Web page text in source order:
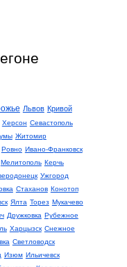
Львов Кривой
Херсон Севастополь
Житомир
Ровно Ивано-Франковск
Мелитополь Керчь
Ужгород
Стаханов Конотоп
Ялта Торез Мукачево
Дружковка Рубежное
Харцызск Снежное
Светловодск
Изюм Ильичевск